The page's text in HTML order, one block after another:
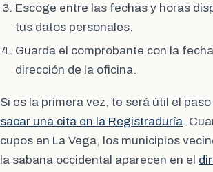
Escoge entre las fechas y horas
tus datos personales.
Guarda el comprobante con la
dirección de la oficina.
Si es la primera vez, te será útil el
sacar una cita en la Registraduría.
cupos en La Vega, los municipios
la sabana occidental aparecen en el